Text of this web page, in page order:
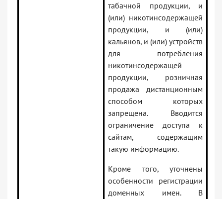
табачной продукции, и
(или) никотинсодержащей
продукции, и (или)
кальянов, и (или) устройств
для потребления
никотинсодержащей
продукции, розничная
продажа дистанционным
способом которых
запрещена. Вводится
ограничение доступа к
сайтам, содержащим
такую информацию.
Кроме того, уточнены
особенности регистрации
доменных имен. В